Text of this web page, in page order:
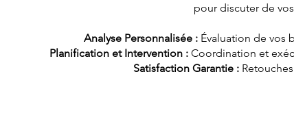
pour discuter de
Analyse Personnalisée : Évaluation de vos
Planification et Intervention : Coordination et
Satisfaction Garantie :